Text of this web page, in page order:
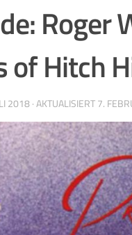
Roger
of Hitch
2018· AKTUALISIERT7.